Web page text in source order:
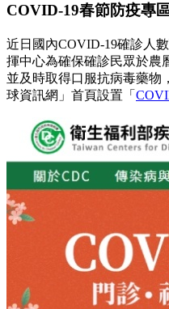
COVID-19春節防疫專
近日國內COVID-19確診人
揮中心為確保確診民眾於農
並及時取得口服抗病毒藥物
球資訊網」首頁設置「